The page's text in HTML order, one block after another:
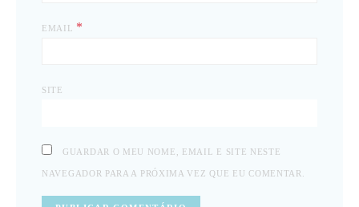
EMAIL *
SITE
GUARDAR O MEU NOME, EMAIL E SITE NESTE
NAVEGADOR PARA A PRÓXIMA VEZ QUE EU COMENTAR.